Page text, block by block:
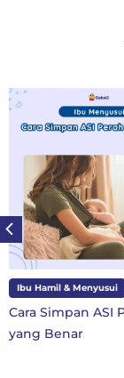
Ibu Hamil & Menyusui
Rekomendasi
ASI Terbaik 2026